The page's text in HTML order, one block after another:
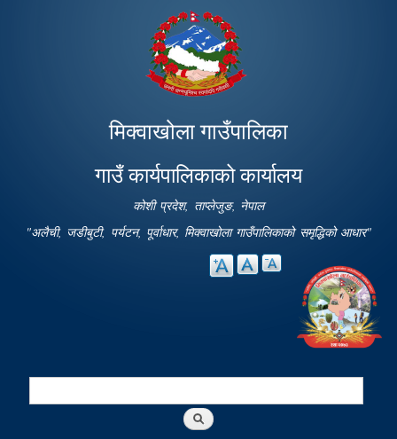
main
content
मिक्वाखोला गाउँपालिका
गाउँ कार्यपालिकाको कार्यालय
कोशी प्रदेश, ताप्लेजुङ, नेपाल
"अलैची, जडीबुटी, पर्यटन, पूर्वाधार, मिक्वाखोला गाउँपालिकाको समृद्धिको आधार"
Search